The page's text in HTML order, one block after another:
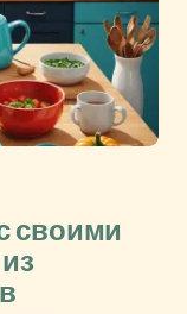
своими